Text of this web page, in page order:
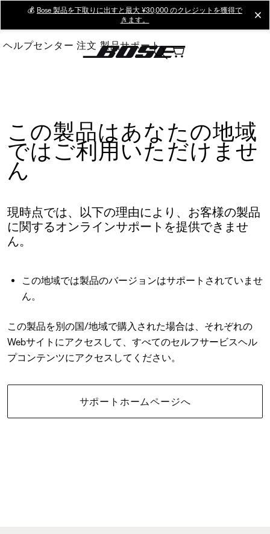
Main
💰 Bose 製品を下取りに出すと最大 ¥30,000 のクレジットを獲得で
きます。
ヘルプセンター 注文 製品サポート
この製品はあなたの地域
ではご利用いただけませ
ん
現時点では、以下の理由により、お客様の製品
に関するオンラインサポートを提供できませ
ん。
この地域では製品のバージョンはサポートされていませ
ん。
この製品を別の国/地域で購入された場合は、それぞれの
Webサイトにアクセスして、すべてのセルフサービスヘル
プコンテンツにアクセスしてください。
サポートホームページへ